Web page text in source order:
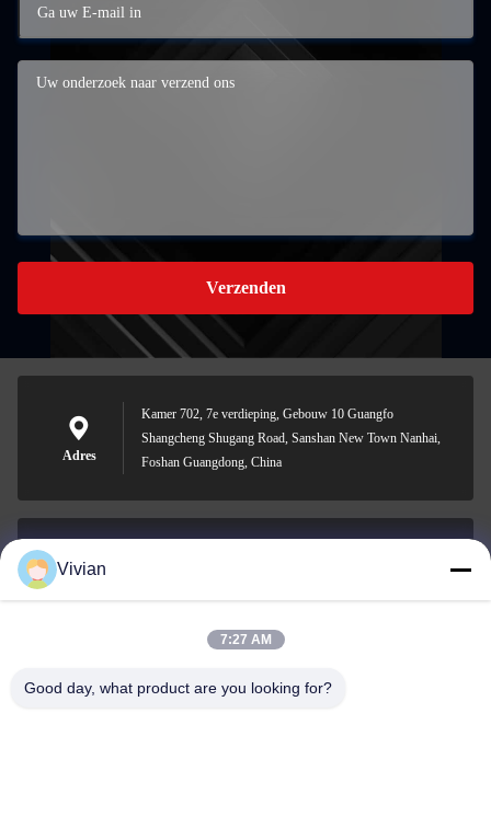
Verzenden
Adres
Kamer 702, 7e verdieping, Gebouw 10 Guangfo
Shangcheng Shugang Road, Sanshan New Town Nanhai,
Foshan Guangdong, China
0086-158-1879-0524
Vivian
7:27 AM
Good day, what product are you looking for?